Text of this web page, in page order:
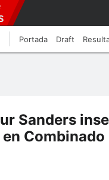
Portada Draft
Sanders
Combinado